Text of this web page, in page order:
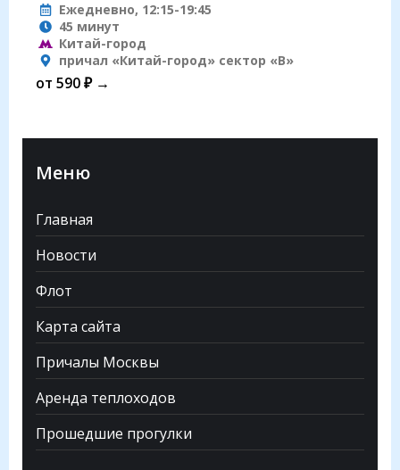
Ежедневно, 12:15-19:45
45 минут
Китай-город
причал «Китай-город» сектор «B»
от 590 ₽ →
Меню
Главная
Новости
Флот
Карта сайта
Причалы Москвы
Аренда теплоходов
Прошедшие прогулки